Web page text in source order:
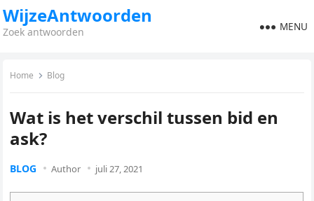
WijzeAntwoorden
Zoek antwoorden MENU
Home Blog
Wat is het verschil tussen bid en
ask?
BLOG Author juli 27, 2021